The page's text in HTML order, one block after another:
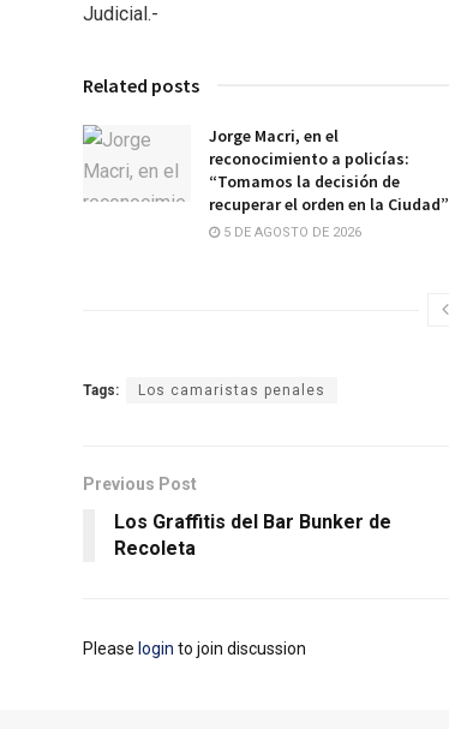
Judicial.-
Related posts
Jorge Macri, en el
reconocimiento a policías:
“Tomamos la decisión de
recuperar el orden en la Ciudad”
5 DE AGOSTO DE 2026
Tags: Los camaristas penales
Previous Post
Los Graffitis del Bar Bunker de
Recoleta
Please login to join discussion